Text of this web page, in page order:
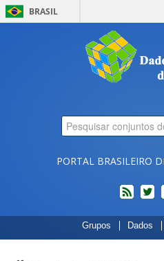
BRASIL
PORTAL BRASILEIRO
feed twitter
Grupos Dados